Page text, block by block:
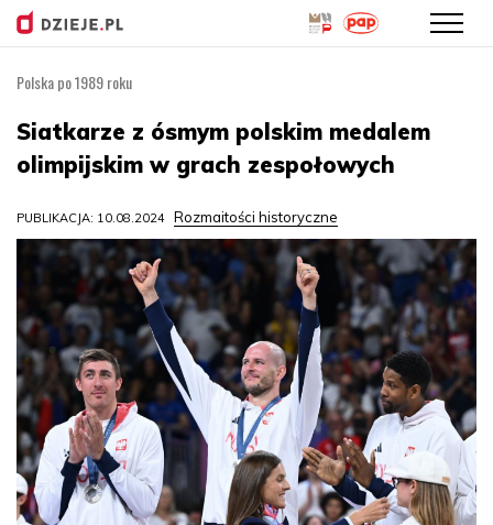
treści
Polska po 1989 roku
Siatkarze z ósmym polskim medalem
olimpijskim w grach zespołowych
PUBLIKACJA: 10.08.2024 Rozmaitości historyczne